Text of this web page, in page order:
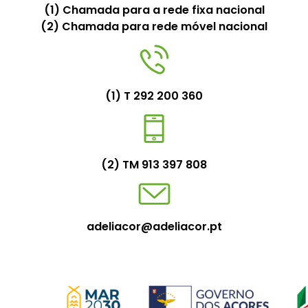
(1) Chamada para a rede fixa nacional
(2) Chamada para rede móvel nacional
(1) T 292 200 360
(2) TM 913 397 808
adeliacor@adeliacor.pt